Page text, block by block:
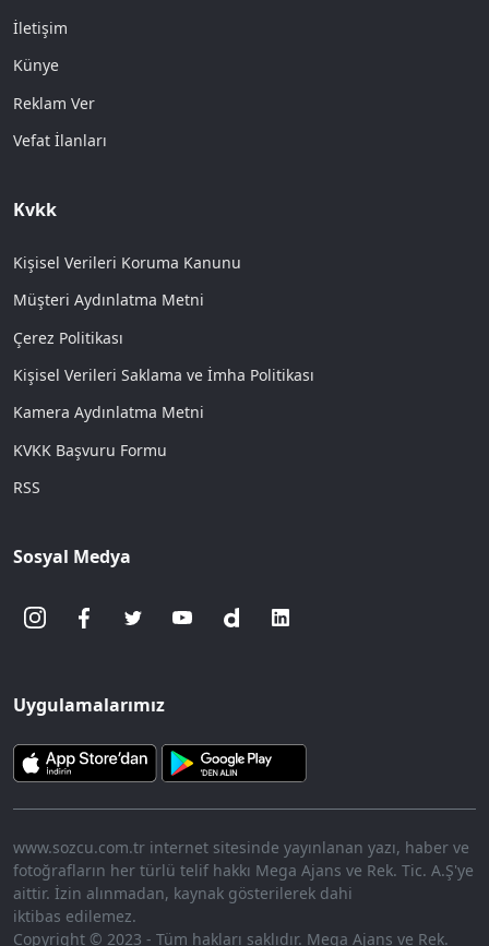
İletişim
Künye
Reklam Ver
Vefat İlanları
Kvkk
Kişisel Verileri Koruma Kanunu
Müşteri Aydınlatma Metni
Çerez Politikası
Kişisel Verileri Saklama ve İmha Politikası
Kamera Aydınlatma Metni
KVKK Başvuru Formu
RSS
Sosyal Medya
Uygulamalarımız
www.sozcu.com.tr internet sitesinde yayınlanan yazı, haber ve
fotoğrafların her türlü telif hakkı Mega Ajans ve Rek. Tic. A.Ş'ye
aittir. İzin alınmadan, kaynak gösterilerek dahi
iktibas edilemez.
Copyright © 2023 - Tüm hakları saklıdır. Mega Ajans ve Rek.